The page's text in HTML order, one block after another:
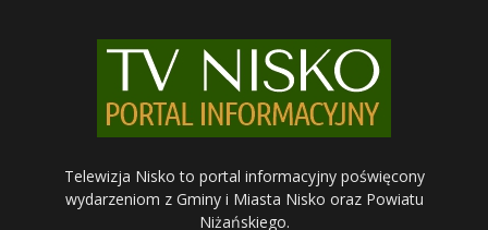
Telewizja Nisko to portal informacyjny poświęcony
wydarzeniom z Gminy i Miasta Nisko oraz Powiatu
Niżańskiego.